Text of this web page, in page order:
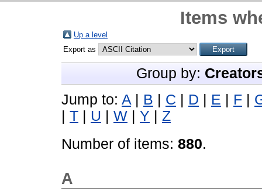
Items
Up a level
Export as
Group by:
Jump to: A B C D E F
T U W Y
Z
Number of items: 880.
A